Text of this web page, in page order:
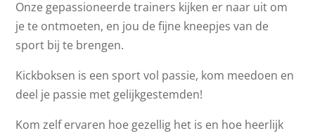
Onze gepassioneerde trainers kijken er naar uit om
je te ontmoeten, en jou de fijne kneepjes van de
sport bij te brengen.
Kickboksen is een sport vol passie, kom meedoen en
deel je passie met gelijkgestemden!
Kom zelf ervaren hoe gezellig het is en hoe heerlijk